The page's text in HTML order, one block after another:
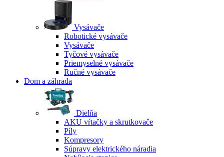
Vysávače
Robotické vysávače
Vysávače
Tyčové vysávače
Priemyselné vysávače
Ručné vysávače
Dom a záhrada
Dielňa
AKU vŕtačky a skrutkovače
Píly
Kompresory
Súpravy elektrického náradia